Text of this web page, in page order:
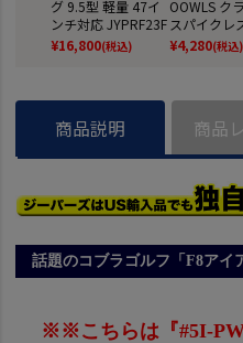
グ 9.5型 軽量 47イ
ンチ対応 JYPRF23F
SB 【JYPER'Sオリ
ジナル商品】
¥16,800(税込)
OOWLS ク
スパイクレ
ーズ
パイクレス
f 防水 靴 グ
スゴルフシ
普段履き
靴
¥4,280(税込)
商品説明 商品
話題のコブラゴルフ「F8アイ
※※こちらは『#5I-